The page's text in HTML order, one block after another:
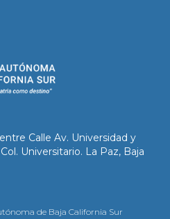
Calle Av. Universidad y
Universitario. La Paz, Baja
de Baja California Sur